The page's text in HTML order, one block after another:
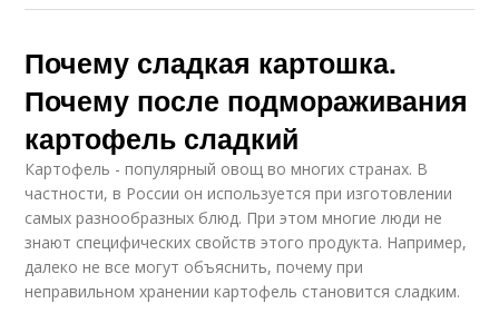
Почему сладкая картошка.
Почему после подмораживания
картофель сладкий
Картофель - популярный овощ во многих странах. В
частности, в России он используется при изготовлении
самых разнообразных блюд. При этом многие люди не
знают специфических свойств этого продукта. Например,
далеко не все могут объяснить, почему при
неправильном хранении картофель становится сладким.